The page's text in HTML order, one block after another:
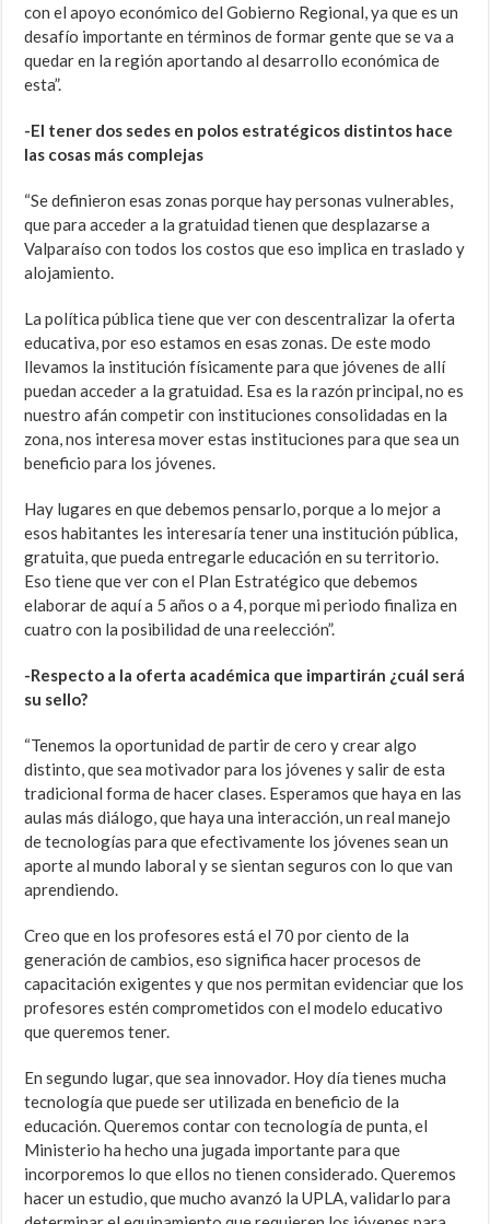
con el apoyo económico del Gobierno Regional, ya que es un
desafío importante en términos de formar gente que se va a
quedar en la región aportando al desarrollo económica de
esta”.
-El tener dos sedes en polos estratégicos distintos hace
las cosas más complejas
“Se definieron esas zonas porque hay personas vulnerables,
que para acceder a la gratuidad tienen que desplazarse a
Valparaíso con todos los costos que eso implica en traslado y
alojamiento.
La política pública tiene que ver con descentralizar la oferta
educativa, por eso estamos en esas zonas. De este modo
llevamos la institución físicamente para que jóvenes de allí
puedan acceder a la gratuidad. Esa es la razón principal, no es
nuestro afán competir con instituciones consolidadas en la
zona, nos interesa mover estas instituciones para que sea un
beneficio para los jóvenes.
Hay lugares en que debemos pensarlo, porque a lo mejor a
esos habitantes les interesaría tener una institución pública,
gratuita, que pueda entregarle educación en su territorio.
Eso tiene que ver con el Plan Estratégico que debemos
elaborar de aquí a 5 años o a 4, porque mi periodo finaliza en
cuatro con la posibilidad de una reelección”.
-Respecto a la oferta académica que impartirán ¿cuál será
su sello?
“Tenemos la oportunidad de partir de cero y crear algo
distinto, que sea motivador para los jóvenes y salir de esta
tradicional forma de hacer clases. Esperamos que haya en las
aulas más diálogo, que haya una interacción, un real manejo
de tecnologías para que efectivamente los jóvenes sean un
aporte al mundo laboral y se sientan seguros con lo que van
aprendiendo.
Creo que en los profesores está el 70 por ciento de la
generación de cambios, eso significa hacer procesos de
capacitación exigentes y que nos permitan evidenciar que los
profesores estén comprometidos con el modelo educativo
que queremos tener.
En segundo lugar, que sea innovador. Hoy día tienes mucha
tecnología que puede ser utilizada en beneficio de la
educación. Queremos contar con tecnología de punta, el
Ministerio ha hecho una jugada importante para que
incorporemos lo que ellos no tienen considerado. Queremos
hacer un estudio, que mucho avanzó la UPLA, validarlo para